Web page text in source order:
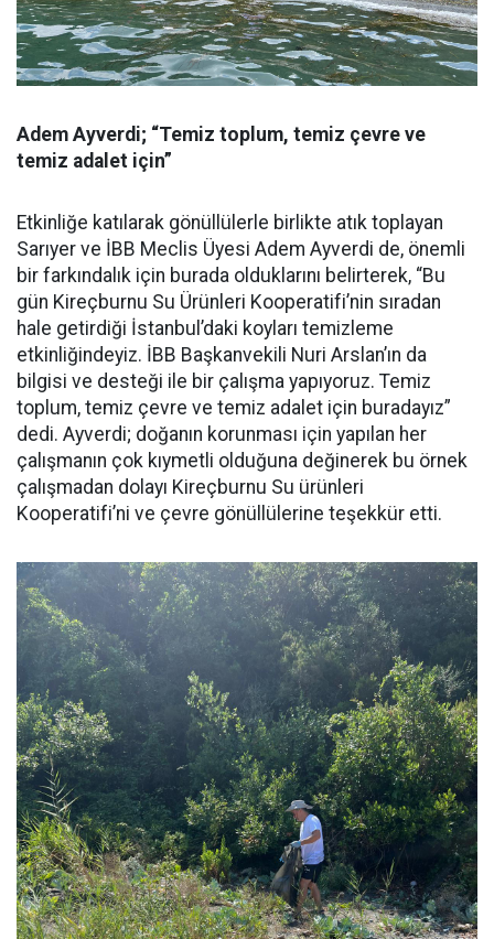
Adem Ayverdi; “Temiz toplum, temiz çevre ve
temiz adalet için”
Etkinliğe katılarak gönüllülerle birlikte atık toplayan
Sarıyer ve İBB Meclis Üyesi Adem Ayverdi de, önemli
bir farkındalık için burada olduklarını belirterek, “Bu
gün Kireçburnu Su Ürünleri Kooperatifi’nin sıradan
hale getirdiği İstanbul’daki koyları temizleme
etkinliğindeyiz. İBB Başkanvekili Nuri Arslan’ın da
bilgisi ve desteği ile bir çalışma yapıyoruz. Temiz
toplum, temiz çevre ve temiz adalet için buradayız”
dedi. Ayverdi; doğanın korunması için yapılan her
çalışmanın çok kıymetli olduğuna değinerek bu örnek
çalışmadan dolayı Kireçburnu Su ürünleri
Kooperatifi’ni ve çevre gönüllülerine teşekkür etti.